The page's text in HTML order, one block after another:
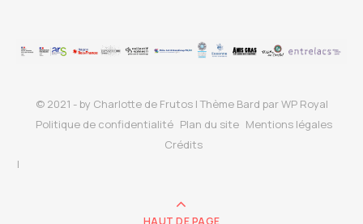
© 2021 - by Charlotte de Frutos |Thème Bard parWP Royal
Politique de confidentialité Plan du site Mentions légales
Crédits